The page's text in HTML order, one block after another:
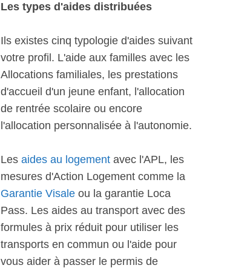
Les types d'aides distribuées
Ils existes cinq typologie d'aides suivant
votre profil. L'aide aux familles avec les
Allocations familiales, les prestations
d'accueil d'un jeune enfant, l'allocation
de rentrée scolaire ou encore
l'allocation personnalisée à l'autonomie.
Les aides au logement avec l'APL, les
mesures d'Action Logement comme la
Garantie Visale ou la garantie Loca
Pass. Les aides au transport avec des
formules à prix réduit pour utiliser les
transports en commun ou l'aide pour
vous aider à passer le permis de